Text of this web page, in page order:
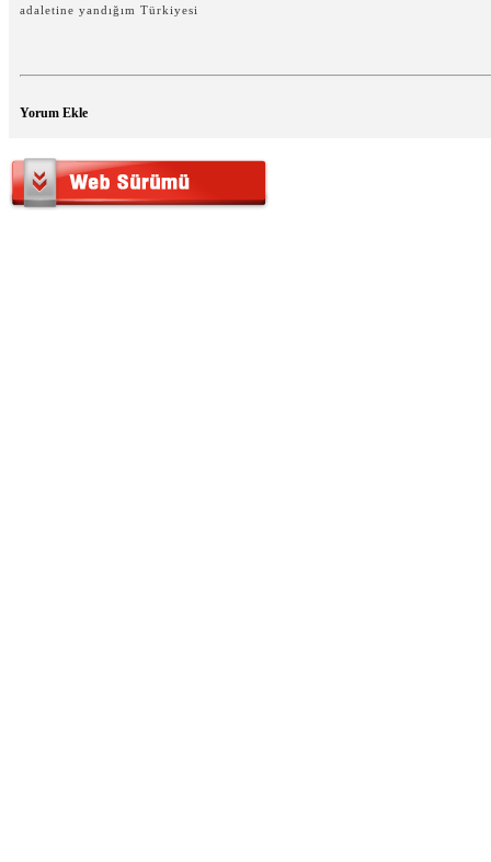
adaletine yandığım Türkiyesi
Yorum Ekle